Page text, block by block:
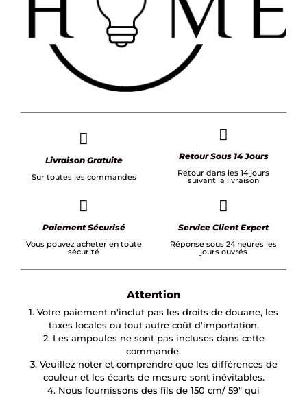
Livraison Gratuite
Sur toutes les commandes
Retour Sous 14 Jours
Retour dans les 14 jours
suivant la livraison
Paiement Sécurisé
Vous pouvez acheter en toute
sécurité
Service Client Expert
Réponse sous 24 heures les
jours ouvrés
Attention
1. Votre paiement n'inclut pas les droits de douane, les
taxes locales ou tout autre coût d'importation.
2. Les ampoules ne sont pas incluses dans cette
commande.
3. Veuillez noter et comprendre que les différences de
couleur et les écarts de mesure sont inévitables.
4. Nous fournissons des fils de 150 cm/ 59″ qui